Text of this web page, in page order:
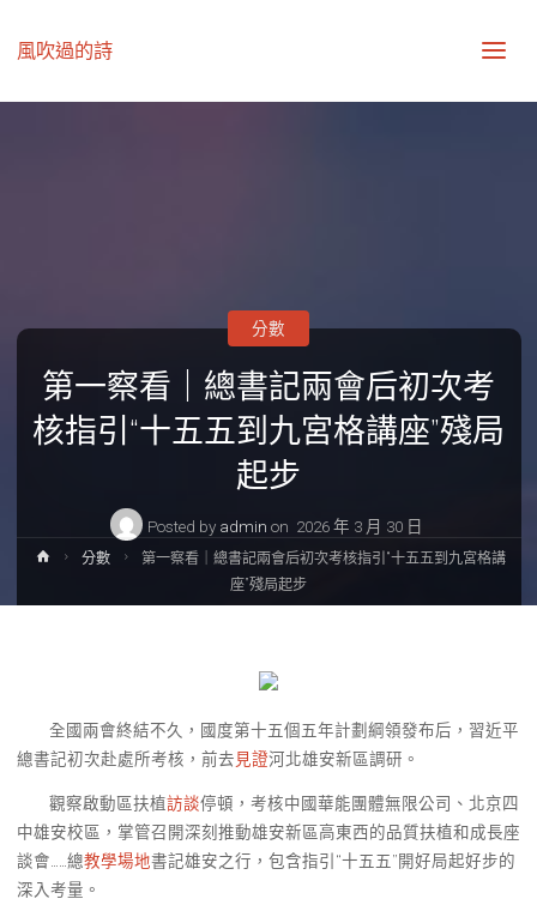
風吹過的詩
第一察看｜總書記兩會后初次考
核指引“十五五到九宮格講座”殘局
起步
Posted by admin on 2026 年 3 月 30 日
分數
Home分數
第一察看｜總書記兩會后初次考核指引“十五五到九宮格講
座”殘局起步
全國兩會終結不久，國度第十五個五年計劃綱領發布后，習近平
總書記初次赴處所考核，前去見證河北雄安新區調研。
觀察啟動區扶植訪談停頓，考核中國華能團體無限公司、北京四
中雄安校區，掌管召開深刻推動雄安新區高東西的品質扶植和成長座
談會……總教學場地書記雄安之行，包含指引“十五五”開好局起好步的
深入考量。